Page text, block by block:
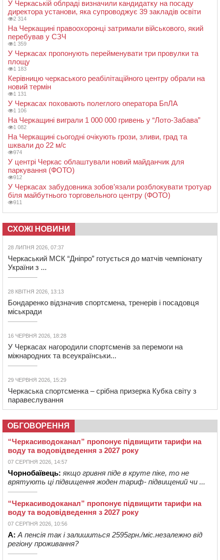
У Черкаській облраді визначили кандидатку на посаду
директора установи, яка супроводжує 39 закладів освіти
2 314
На Черкащині правоохоронці затримали військового, який
перебував у СЗЧ
1 359
У Черкасах пропонують перейменувати три провулки та
площу
1 183
Керівницю черкаського реабілітаційного центру обрали на
новий термін
1 131
У Черкасах поховають полеглого оператора БпЛА
1 106
На Черкащині виграли 1 000 000 гривень у “Лото-Забава”
1 082
На Черкащині сьогодні очікують грози, зливи, град та
шквали до 22 м/с
974
У центрі Черкас облаштували новий майданчик для
паркування (ФОТО)
912
У Черкасах забудовника зобов’язали розблокувати тротуар
біля майбутнього торговельного центру (ФОТО)
911
СХОЖІ НОВИНИ
28 ЛИПНЯ 2026, 07:37
Черкаський МСК “Дніпро” готується до матчів чемпіонату
України з ...
28 КВІТНЯ 2026, 13:13
Бондаренко відзначив спортсмена, тренерів і посадовця
міськради
16 ЧЕРВНЯ 2026, 18:28
У Черкасах нагородили спортсменів за перемоги на
міжнародних та всеукраїнськи...
29 ЧЕРВНЯ 2026, 15:29
Черкаська спортсменка – срібна призерка Кубка світу з
паравеслування
ОБГОВОРЕННЯ
“Черкасиводоканал” пропонує підвищити тарифи на
воду та водовідведення з 2027 року
07 СЕРПНЯ 2026, 14:57
Чорнобаївець: якщо гривня піде в круте піке, то не
врятують ці підвищення жоден тариф- підвищений чи ...
“Черкасиводоканал” пропонує підвищити тарифи на
воду та водовідведення з 2027 року
07 СЕРПНЯ 2026, 10:56
А: А пенсія так і залишиться 2595грн./міс.незалежно від
регіону проживання?